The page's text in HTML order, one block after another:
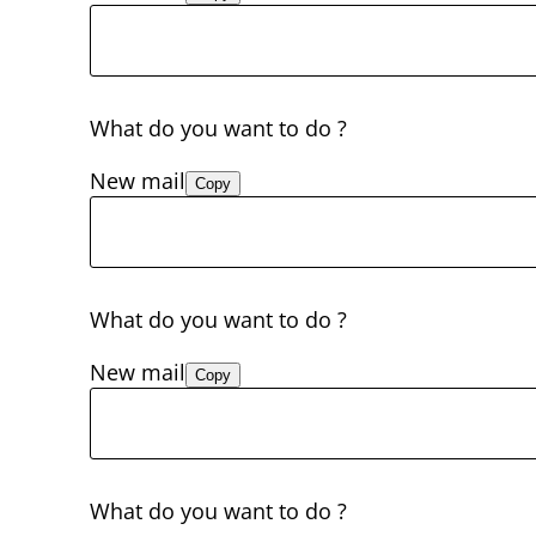
What do you want to do ?
New mail Copy
What do you want to do ?
New mail Copy
What do you want to do ?